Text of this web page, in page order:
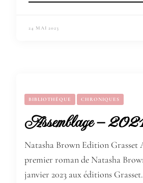
24 MAI 2023
BIBLIOTHÈQUE CHRONIQUES
Assemblage –
Natasha Brown Edition Grasset
premier roman de Natasha
janvier 2023 aux éditions